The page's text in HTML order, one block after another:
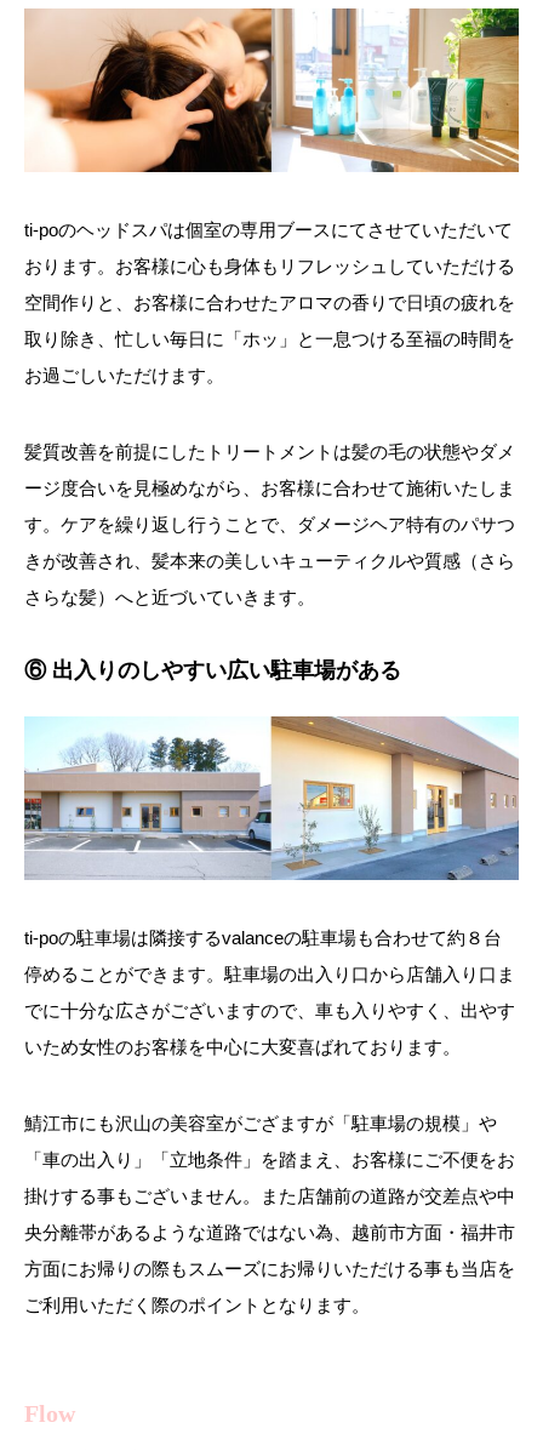
ti-poのヘッドスパは個室の専用ブースにてさせていただいて
おります。お客様に心も身体もリフレッシュしていただける
空間作りと、お客様に合わせたアロマの香りで日頃の疲れを
取り除き、忙しい毎日に「ホッ」と一息つける至福の時間を
お過ごしいただけます。
髪質改善を前提にしたトリートメントは髪の毛の状態やダメ
ージ度合いを見極めながら、お客様に合わせて施術いたしま
す。ケアを繰り返し行うことで、ダメージヘア特有のパサつ
きが改善され、髪本来の美しいキューティクルや質感（さら
さらな髪）へと近づいていきます。
⑥ 出入りのしやすい広い駐車場がある
ti-poの駐車場は隣接するvalanceの駐車場も合わせて約８台
停めることができます。駐車場の出入り口から店舗入り口ま
でに十分な広さがございますので、車も入りやすく、出やす
いため女性のお客様を中心に大変喜ばれております。
鯖江市にも沢山の美容室がござますが「駐車場の規模」や
「車の出入り」「立地条件」を踏まえ、お客様にご不便をお
掛けする事もございません。また店舗前の道路が交差点や中
央分離帯があるような道路ではない為、越前市方面・福井市
方面にお帰りの際もスムーズにお帰りいただける事も当店を
ご利用いただく際のポイントとなります。
Flow